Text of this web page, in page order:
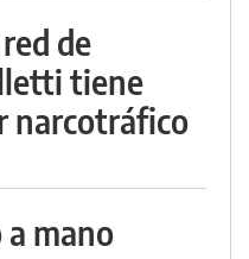
de
tiene
narcotráfico
a mano